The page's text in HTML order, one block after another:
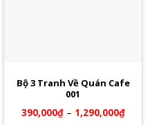
Bộ 3 Tranh Về Quán Cafe
001
390,000₫– 1,290,000₫